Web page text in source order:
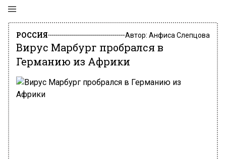
РОССИЯ Автор: Анфиса Слепцова
Вирус Марбург пробрался в
Германию из Африки